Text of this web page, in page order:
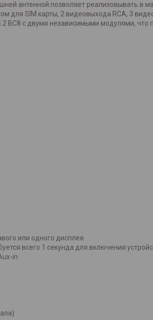
антенной позволяет реализовывать в
для SIM карты, 2 видеовыхода RCA, 3
BC8 с двумя независимыми модулями,
или одного дисплея
всего 1 секунда для включения
in